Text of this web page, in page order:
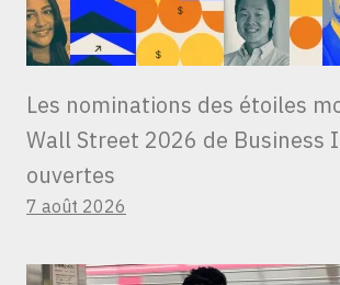
Les nominations des étoiles
Wall Street 2026 de Business
ouvertes
7 août 2026